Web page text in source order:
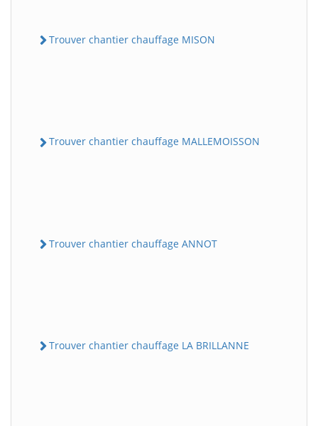
Trouver chantier chauffage MISON
Trouver chantier chauffage MALLEMOISSON
Trouver chantier chauffage ANNOT
Trouver chantier chauffage LA BRILLANNE